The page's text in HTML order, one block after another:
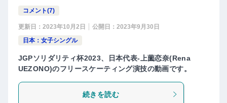
コメント(7)
更新日： 2023年10月2日 公開日： 2023年9月30日
日本：女子シングル
JGPソリダリティ杯2023、日本代表-上薗恋奈(Rena
UEZONO)のフリースケーティング演技の動画です。
続きを読む